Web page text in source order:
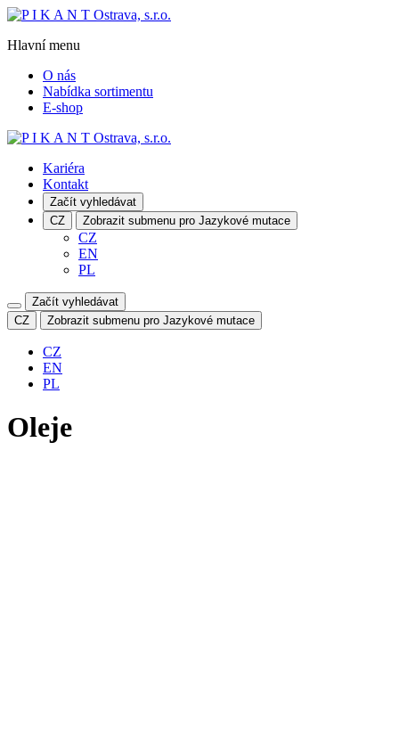
Hlavní menu
O nás
Nabídka sortimentu
E-shop
Kariéra
Kontakt
Začít vyhledávat
CZ
Zobrazit submenu pro Jazykové mutace
CZ
EN
PL
Začít vyhledávat
CZ
Zobrazit submenu pro Jazykové mutace
CZ
EN
PL
Oleje